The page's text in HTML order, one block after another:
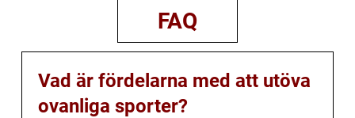
FAQ
Vad är fördelarna med att utöva
ovanliga sporter?